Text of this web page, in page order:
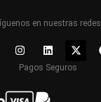
en nuestras redes
Pagos Seguros